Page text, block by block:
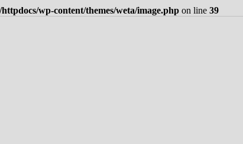
wp-content/themes/weta/image.php on line 39